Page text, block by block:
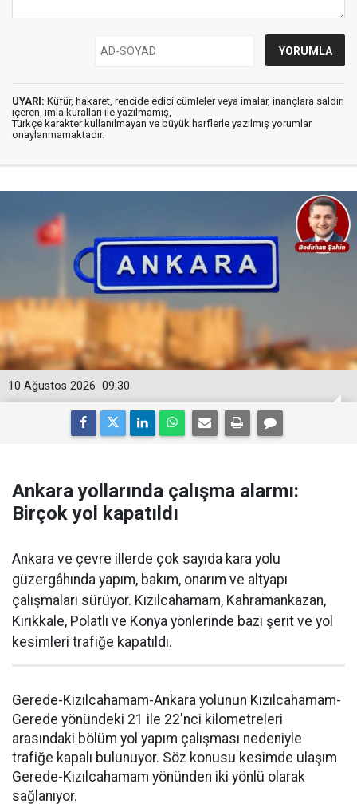
UYARI: Küfür, hakaret, rencide edici cümleler veya imalar, inançlara saldırı
içeren, imla kuralları ile yazılmamış,
Türkçe karakter kullanılmayan ve büyük harflerle yazılmış yorumlar
onaylanmamaktadır.
09:30
10 Ağustos 2026
Ankara yollarında çalışma alarmı:
Birçok yol kapatıldı
Ankara ve çevre illerde çok sayıda kara yolu
güzergâhında yapım, bakım, onarım ve altyapı
çalışmaları sürüyor. Kızılcahamam, Kahramankazan,
Kırıkkale, Polatlı ve Konya yönlerinde bazı şerit ve yol
kesimleri trafiğe kapatıldı.
Gerede-Kızılcahamam-Ankara yolunun Kızılcahamam-
Gerede yönündeki 21 ile 22'nci kilometreleri
arasındaki bölüm yol yapım çalışması nedeniyle
trafiğe kapalı bulunuyor. Söz konusu kesimde ulaşım
Gerede-Kızılcahamam yönünden iki yönlü olarak
sağlanıyor.